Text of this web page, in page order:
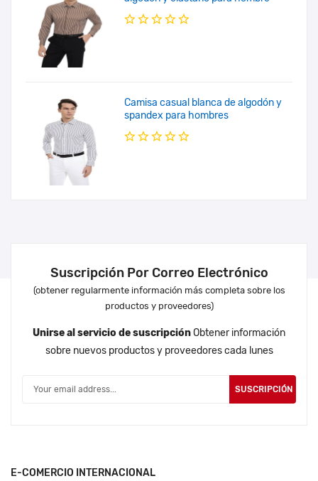
Camisa casual blanca de algodón y
spandex para hombres
Suscripción Por Correo Electrónico
(obtener regularmente información más completa sobre los
productos y proveedores)
Unirse al servicio de suscripciónObtener información
sobre nuevos productos y proveedores cada lunes
SUSCRIPCIÓN
E-COMERCIO INTERNACIONAL